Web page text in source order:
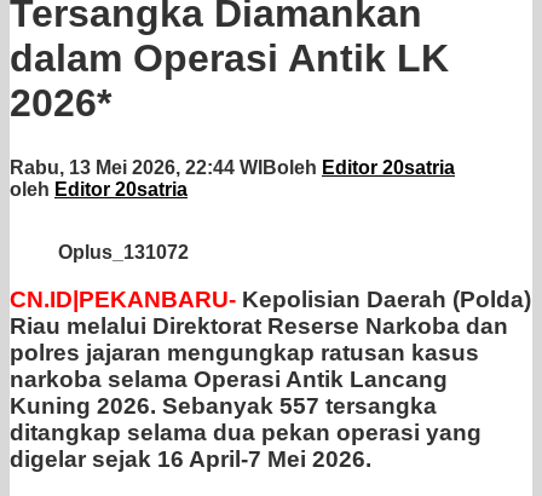
Tersangka Diamankan
dalam Operasi Antik LK
2026*
Rabu, 13 Mei 2026, 22:44 WIBoleh Editor 20satria
oleh Editor 20satria
Oplus_131072
CN.ID|PEKANBARU- Kepolisian Daerah (Polda)
Riau melalui Direktorat Reserse Narkoba dan
polres jajaran mengungkap ratusan kasus
narkoba selama Operasi Antik Lancang
Kuning 2026. Sebanyak 557 tersangka
ditangkap selama dua pekan operasi yang
digelar sejak 16 April-7 Mei 2026.